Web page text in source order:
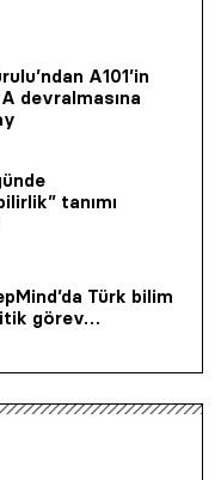
A101’in
devralmasına
tanımı
Türk bilim
görev…